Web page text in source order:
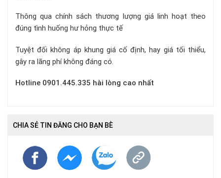
Thông qua chính sách thương lượng giá linh hoạt theo
đúng tình huống hư hỏng thực tế
Tuyệt đối không áp khung giá cố định, hay giá tối thiểu,
gây ra lãng phí không đáng có.
Hotline 0901.445.335 hài lòng cao nhất
CHIA SẺ TIN ĐĂNG CHO BẠN BÈ